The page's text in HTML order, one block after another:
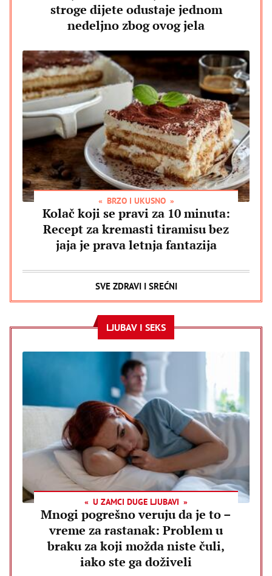
stroge dijete odustaje jednom
nedeljno zbog ovog jela
BRZO I UKUSNO
Kolač koji se pravi za 10 minuta:
Recept za kremasti tiramisu bez
jaja je prava letnja fantazija
SVE ZDRAVI I SREĆNI
LJUBAV I SEKS
U ZAMCI DUGE LJUBAVI
Mnogi pogrešno veruju da je to –
vreme za rastanak: Problem u
braku za koji možda niste čuli,
iako ste ga doživeli